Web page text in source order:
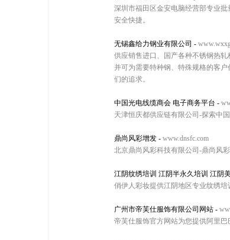
深圳市福田区金安电脑经营部专业批
安全快捷。
无锡鑫给力钢业有限公司 -
供应销售进口、国产各种不锈钢热
并可为需要特种钢、特殊规格的客
们的追求。
中国光电线缆商会 电子商务平台 -
天津恒庆都供应链有限公司-探索中
鼎尚风彩增发 - www.dnsfc.com
北京鼎尚风彩科技有限公司-鼎尚风
江阴纹绣培训 江阴半永久培训 江阴
俏伊人彩妆提供江阴地区专业纹绣
广州市帝芙仕服饰有限公司网站 -
帝芙仕服饰官方网站为您提供阿里